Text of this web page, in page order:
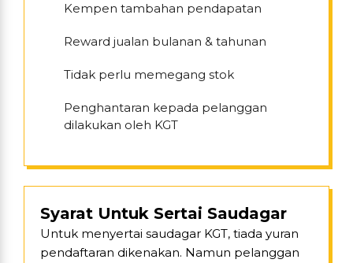
Kempen tambahan pendapatan
Reward jualan bulanan & tahunan
Tidak perlu memegang stok
Penghantaran kepada pelanggan
dilakukan oleh KGT
Syarat Untuk Sertai Saudagar
Untuk menyertai saudagar KGT, tiada yuran
pendaftaran dikenakan. Namun pelanggan